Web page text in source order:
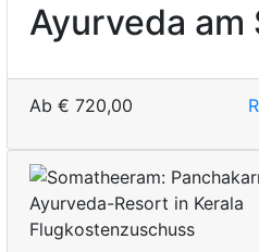
Ayurveda am
Ab € 720,00
Flugkostenzuschuss